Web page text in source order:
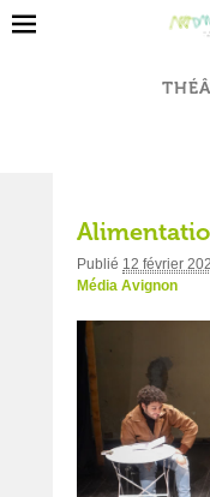
Publié 12 février
Média Avignon